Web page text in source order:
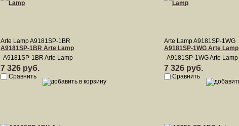
Arte Lamp A9181SP-1BR
A9181SP-1BR Arte Lamp
A9181SP-1BR Arte Lamp
7 326 руб.
Сравнить
Arte Lamp A9181SP-1WG
A9181SP-1WG Arte Lamp
A9181SP-1WG Arte Lamp
7 326 руб.
Сравнить